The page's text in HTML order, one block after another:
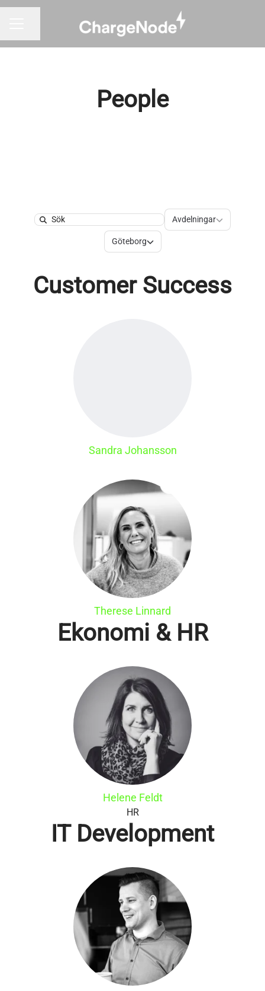
People
Search
Avdelningar
Avdelningar
Platser
Göteborg
Customer Success
Sandra Johansson
Therese Linnard
Ekonomi & HR
Helene Feldt
HR
IT Development